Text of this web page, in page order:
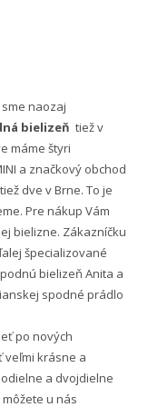
naozaj
bielizeň tiež v
máme štyri
a značkový obchod
dve v Brne. To je
Pre nákup Vám
bielizne. Zákazníčku
špecializované
bielizeň Anita a
spodné prádlo
po nových
krásne a
a dvojdielne
môžete u nás